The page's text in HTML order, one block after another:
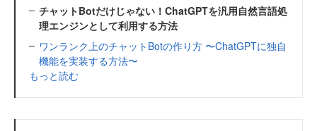
チャットBotだけじゃない！ChatGPTを汎用自然言語処
理エンジンとして利用する方法
ワンランク上のチャットBotの作り方 〜ChatGPTに独自
機能を実装する方法〜
もっと読む